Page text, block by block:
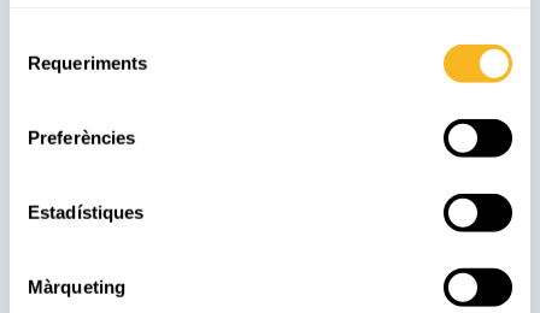
Requeriments
Preferències
Estadístiques
Màrqueting
Sorteig per resoldre les sol·licituds empatades en punts (11:00 h.) EL